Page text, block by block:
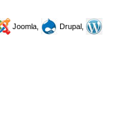
Joomla,
Drupal,